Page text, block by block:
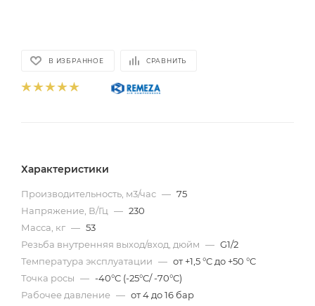
В ИЗБРАННОЕ СРАВНИТЬ
Характеристики
Производительность, м3/час — 75
Напряжение, В/Гц — 230
Масса, кг — 53
Резьба внутренняя выход/вход, дюйм — G1/2
Температура эксплуатации — от +1,5 °C до +50 °C
Точка росы — -40°C (-25°C/ -70°C)
Рабочее давление — от 4 до 16 бар